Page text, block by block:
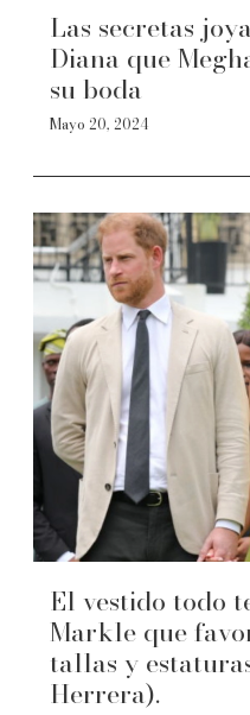
Las secretas
Diana que
su boda
Mayo 20, 2024
El vestido todo
Markle que
tallas y
Herrera).